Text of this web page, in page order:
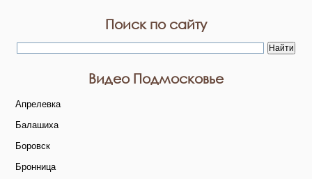
Поиск по сайту
Видео Подмосковье
Апрелевка
Балашиха
Боровск
Бронница